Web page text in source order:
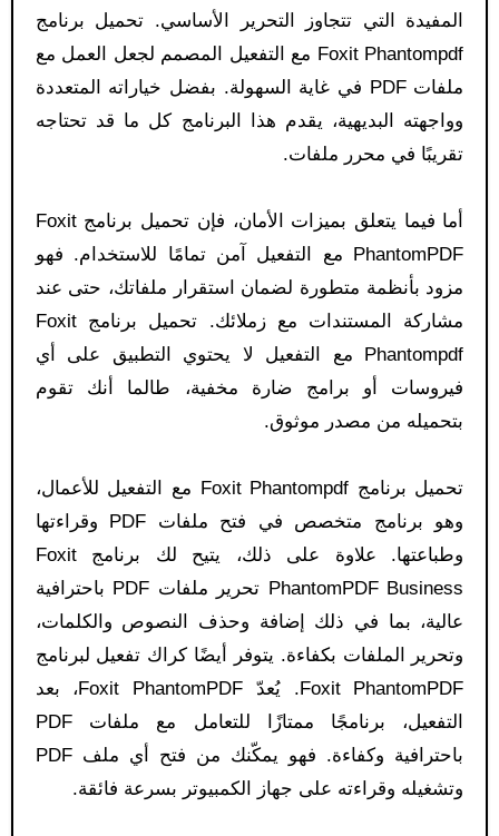
المفيدة التي تتجاوز التحرير الأساسي. تحميل برنامج
Foxit Phantompdf مع التفعيل المصمم لجعل العمل مع
ملفات PDF في غاية السهولة. بفضل خياراته المتعددة
وواجهته البديهية، يقدم هذا البرنامج كل ما قد تحتاجه
تقريبًا في محرر ملفات.
أما فيما يتعلق بميزات الأمان، فإن تحميل برنامج Foxit
PhantomPDF مع التفعيل آمن تمامًا للاستخدام. فهو
مزود بأنظمة متطورة لضمان استقرار ملفاتك، حتى عند
مشاركة المستندات مع زملائك. تحميل برنامج Foxit
Phantompdf مع التفعيل لا يحتوي التطبيق على أي
فيروسات أو برامج ضارة مخفية، طالما أنك تقوم
بتحميله من مصدر موثوق.
تحميل برنامج Foxit Phantompdf مع التفعيل للأعمال،
وهو برنامج متخصص في فتح ملفات PDF وقراءتها
وطباعتها. علاوة على ذلك، يتيح لك برنامج Foxit
PhantomPDF Business تحرير ملفات PDF باحترافية
عالية، بما في ذلك إضافة وحذف النصوص والكلمات،
وتحرير الملفات بكفاءة. يتوفر أيضًا كراك تفعيل لبرنامج
Foxit PhantomPDF. يُعدّ Foxit PhantomPDF، بعد
التفعيل، برنامجًا ممتازًا للتعامل مع ملفات PDF
باحترافية وكفاءة. فهو يمكّنك من فتح أي ملف PDF
وتشغيله وقراءته على جهاز الكمبيوتر بسرعة فائقة.